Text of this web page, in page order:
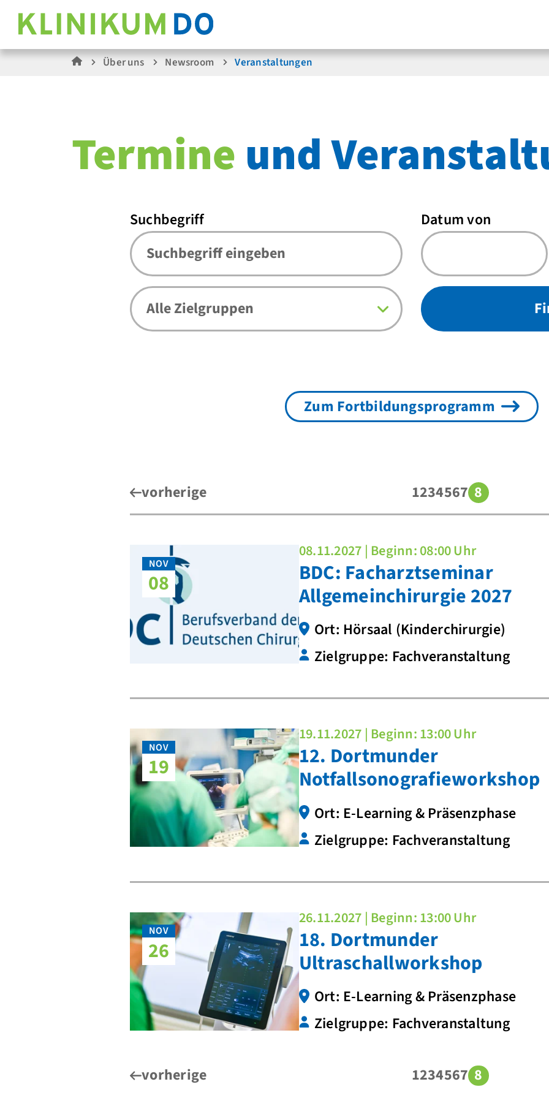
Über uns Newsroom Veranstaltungen
Termineund
Suchbegriff Datum von
Zum Fortbildungsprogramm
vorherige 1234567 8
NOV
08
08.11.2027 | Beginn: 08:00 Uhr
BDC: Facharztseminar
Allgemeinchirurgie 2027
Ort: Hörsaal (Kinderchirurgie)
Zielgruppe: Fachveranstaltung
NOV
19
19.11.2027 | Beginn: 13:00 Uhr
12. Dortmunder
Notfallsonografieworkshop
Ort: E-Learning & Präsenzphase
Zielgruppe: Fachveranstaltung
NOV
26
26.11.2027 | Beginn: 13:00 Uhr
18. Dortmunder
Ultraschallworkshop
Ort: E-Learning & Präsenzphase
Zielgruppe: Fachveranstaltung
vorherige 1234567 8